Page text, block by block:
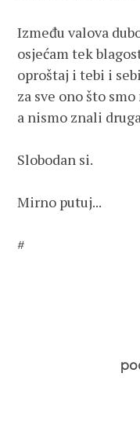
Između valova
osjećam tek
oproštaj i tebi i
za sve ono što
a nismo znali
Slobodan si.
Mirno putuj...
#